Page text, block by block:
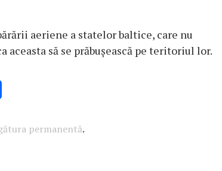
aeriene a statelor baltice, care nu
să se prăbuşească pe teritoriul lor.
permanentă.